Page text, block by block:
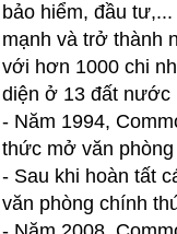
bảo hiểm, đầu
mạnh và trở thành
với hơn 1000 chi
diện ở 13 đất nước
- Năm 1994,
thức mở văn
- Sau khi hoàn tất
văn phòng chính